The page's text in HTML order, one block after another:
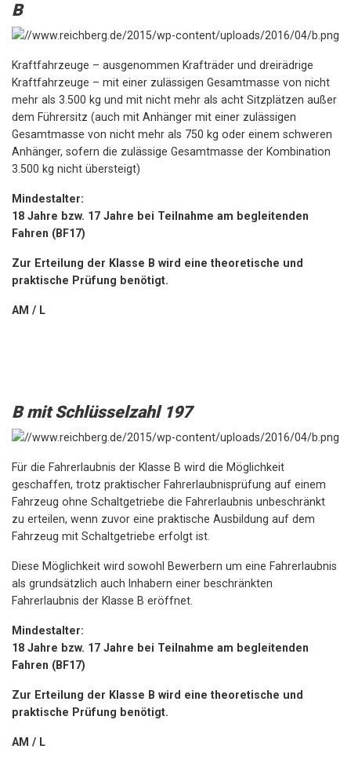
B
Kraftfahrzeuge – ausgenommen Krafträder und dreirädrige
Kraftfahrzeuge – mit einer zulässigen Gesamtmasse von nicht
mehr als 3.500 kg und mit nicht mehr als acht Sitzplätzen außer
dem Führersitz (auch mit Anhänger mit einer zulässigen
Gesamtmasse von nicht mehr als 750 kg oder einem schweren
Anhänger, sofern die zulässige Gesamtmasse der Kombination
3.500 kg nicht übersteigt)
Mindestalter:
18 Jahre bzw. 17 Jahre bei Teilnahme am begleitenden
Fahren (BF17)
Zur Erteilung der Klasse B wird eine theoretische und
praktische Prüfung benötigt.
AM / L
B mit Schlüsselzahl 197
Für die Fahrerlaubnis der Klasse B wird die Möglichkeit
geschaffen, trotz praktischer Fahrerlaubnisprüfung auf einem
Fahrzeug ohne Schaltgetriebe die Fahrerlaubnis unbeschränkt
zu erteilen, wenn zuvor eine praktische Ausbildung auf dem
Fahrzeug mit Schaltgetriebe erfolgt ist.
Diese Möglichkeit wird sowohl Bewerbern um eine Fahrerlaubnis
als grundsätzlich auch Inhabern einer beschränkten
Fahrerlaubnis der Klasse B eröffnet.
Mindestalter:
18 Jahre bzw. 17 Jahre bei Teilnahme am begleitenden
Fahren (BF17)
Zur Erteilung der Klasse B wird eine theoretische und
praktische Prüfung benötigt.
AM / L